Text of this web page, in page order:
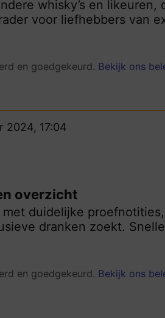
whisky’s en
voor liefhebbers van
en goedgekeurd. Bekijk ons
2024, 17:04
overzicht
duidelijke
dranken zoekt.
en goedgekeurd. Bekijk ons